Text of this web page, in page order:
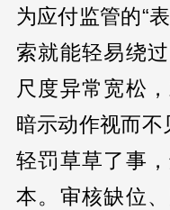
为应付监管的“
索就能轻易绕
尺度异常宽松
暗示动作视而不
轻罚草草了事
本。审核缺位